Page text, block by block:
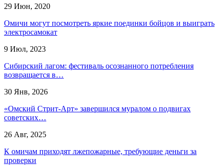
29 Июн, 2020
Омичи могут посмотреть яркие поединки бойцов и выиграть
электросамокат
9 Июл, 2023
Сибирский лагом: фестиваль осознанного потребления
возвращается в…
30 Янв, 2026
«Омский Стрит-Арт» завершился муралом о подвигах
советских…
26 Авг, 2025
К омичам приходят лжепожарные, требующие деньги за
проверки